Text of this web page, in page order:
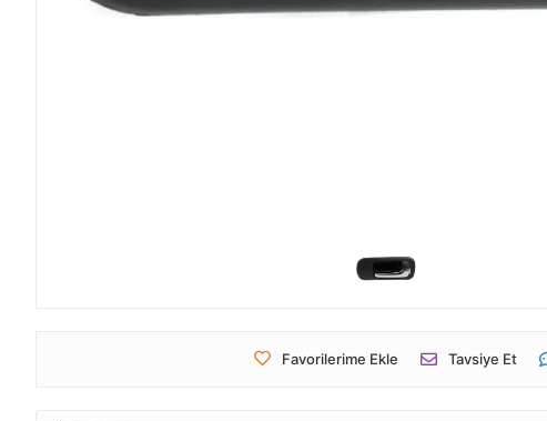
Favorilerime Ekle Tavsiye Et